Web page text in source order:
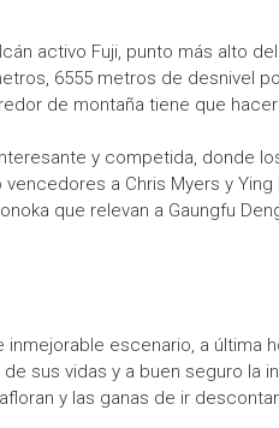
activo Fuji, punto más alto
6555 metros de desnivel
de montaña tiene que
y competida, donde
a Chris Myers y
que relevan a Gaungfu
inmejorable escenario, a
sus vidas y a buen seguro la
y las ganas de ir